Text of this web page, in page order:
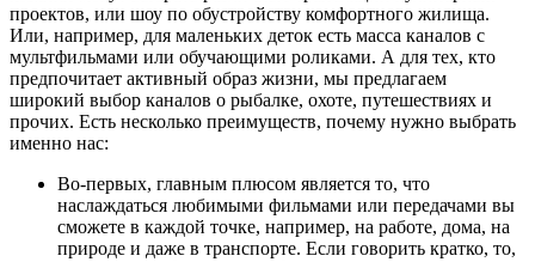
проектов, или шоу по обустройству комфортного жилища.
Или, например, для маленьких деток есть масса каналов с
мультфильмами или обучающими роликами. А для тех, кто
предпочитает активный образ жизни, мы предлагаем
широкий выбор каналов о рыбалке, охоте, путешествиях и
прочих. Есть несколько преимуществ, почему нужно выбрать
именно нас:
Во-первых, главным плюсом является то, что
наслаждаться любимыми фильмами или передачами вы
сможете в каждой точке, например, на работе, дома, на
природе и даже в транспорте. Если говорить кратко, то,